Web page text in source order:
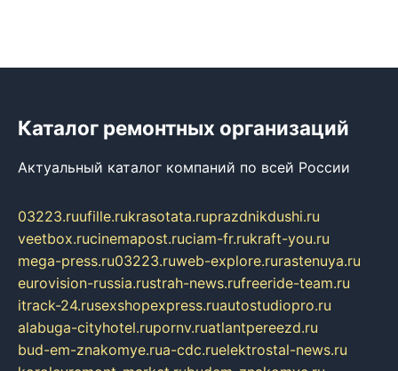
Каталог ремонтных организаций
Актуальный каталог компаний по всей России
03223.ruufille.rukrasotata.ruprazdnikdushi.ru
veetbox.rucinemapost.ruciam-fr.rukraft-you.ru
mega-press.ru03223.ruweb-explore.rurastenuya.ru
eurovision-russia.rustrah-news.rufreeride-team.ru
itrack-24.rusexshopexpress.ruautostudiopro.ru
alabuga-cityhotel.rupornv.ruatlantpereezd.ru
bud-em-znakomye.rua-cdc.ruelektrostal-news.ru